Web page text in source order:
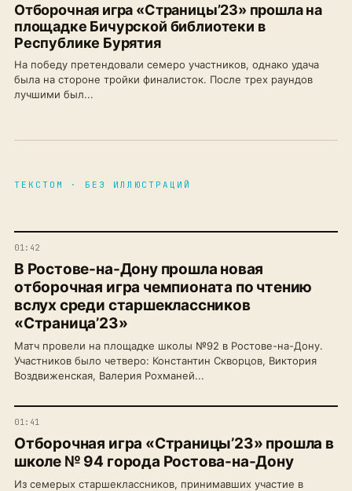
Отборочная игра «Страницы’23» прошла на
площадке Бичурской библиотеки в
Республике Бурятия
На победу претендовали семеро участников, однако удача
была на стороне тройки финалисток. После трех раундов
лучшими был...
ТЕКСТОМ · БЕЗ ИЛЛЮСТРАЦИЙ
01:42
В Ростове-на-Дону прошла новая
отборочная игра чемпионата по чтению
вслух среди старшеклассников
«Страница’23»
Матч провели на площадке школы №92 в Ростове-на-Дону.
Участников было четверо: Константин Скворцов, Виктория
Воздвиженская, Валерия Рохманей...
01:41
Отборочная игра «Страницы’23» прошла в
школе № 94 города Ростова-на-Дону
Из семерых старшеклассников, принимавших участие в